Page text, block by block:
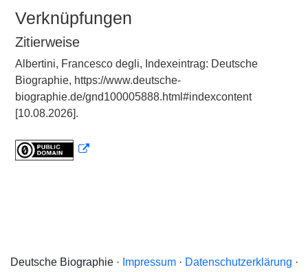
Verknüpfungen
Zitierweise
Albertini, Francesco degli, Indexeintrag: Deutsche
Biographie, https://www.deutsche-
biographie.de/gnd100005888.html#indexcontent
[10.08.2026].
Deutsche Biographie · Impressum· Datenschutzerklärung ·